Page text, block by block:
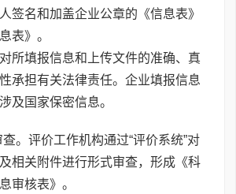
签名和加盖企业公章的《信息表》
表》。
所填报信息和上传文件的准确、真
承担有关法律责任。企业填报信息
及国家保密信息。
。评价工作机构通过“评价系统”对
相关附件进行形式审查，形成《科
审核表》。